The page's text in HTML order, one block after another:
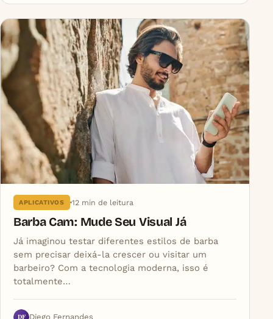
APLICATIVOS 12 min de leitura
Barba Cam: Mude Seu Visual Já
Já imaginou testar diferentes estilos de barba
sem precisar deixá-la crescer ou visitar um
barbeiro? Com a tecnologia moderna, isso é
totalmente…
DF Diego Fernandes